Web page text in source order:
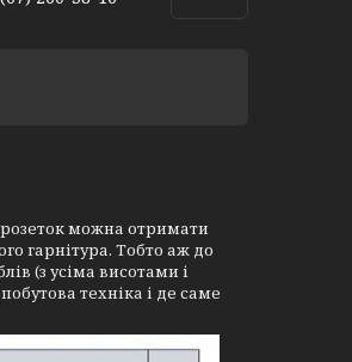
можна отримати
гарнітура. Тобто аж до
(з усіма висотами і
техніка і де саме